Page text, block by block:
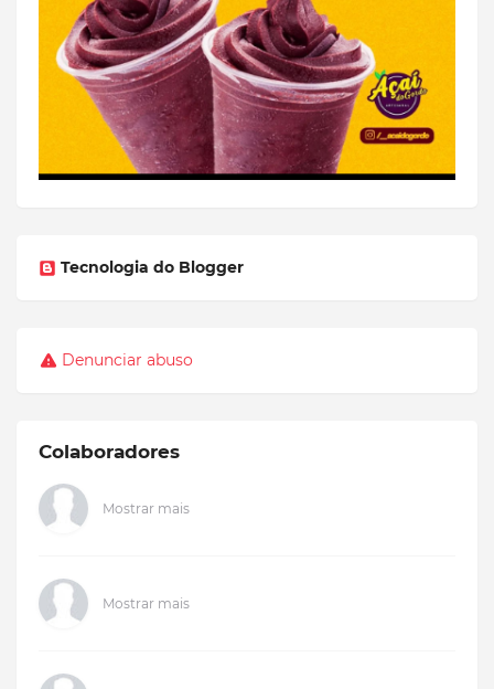
Tecnologia do Blogger
Denunciar abuso
Colaboradores
Mostrar mais
Mostrar mais